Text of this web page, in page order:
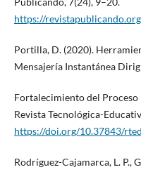
https://
Portilla, D. (2020).
Mensajería Instantánea
Fortalecimiento del Proceso
Revista Tecnológica-
https://doi.org/10.37843/
Rodríguez-Cajamarca, L. P.,